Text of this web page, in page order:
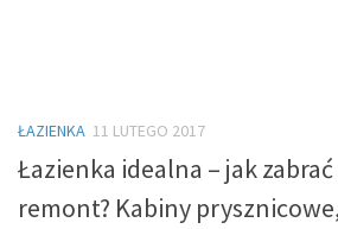
ŁAZIENKA 11 LUTEGO 2017
Łazienka idealna – jak zabrać
remont? Kabiny